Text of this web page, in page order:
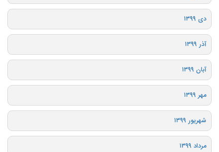
دی ۱۳۹۹
آذر ۱۳۹۹
آبان ۱۳۹۹
مهر ۱۳۹۹
شهریور ۱۳۹۹
مرداد ۱۳۹۹